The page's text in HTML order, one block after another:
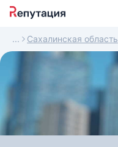
Сахалинская область